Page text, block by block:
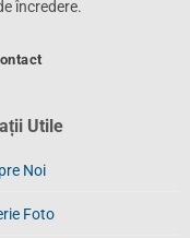
încredere.
Utile
Noi
Foto